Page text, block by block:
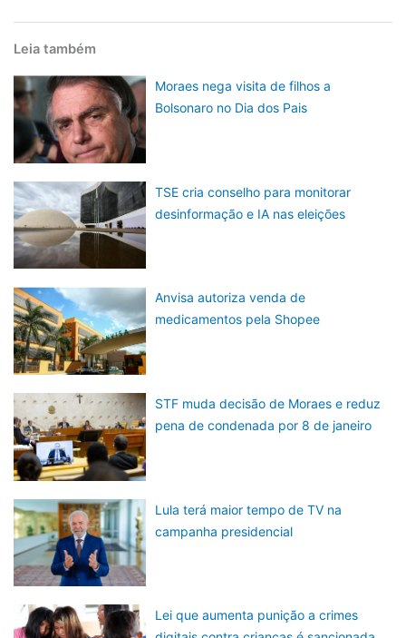
Leia também
Moraes nega visita de filhos a
Bolsonaro no Dia dos Pais
TSE cria conselho para monitorar
desinformação e IA nas eleições
Anvisa autoriza venda de
medicamentos pela Shopee
STF muda decisão de Moraes e reduz
pena de condenada por 8 de janeiro
Lula terá maior tempo de TV na
campanha presidencial
Lei que aumenta punição a crimes